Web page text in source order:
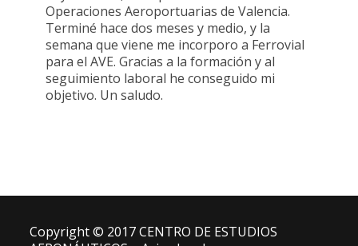
Operaciones Aeroportuarias de Valencia.
Terminé hace dos meses y medio, y la
semana que viene me incorporo a Ferrovial
para el AVE. Gracias a la formación y al
seguimiento laboral he conseguido mi
objetivo. Un saludo.
Copyright © 2017 CENTRO DE ESTUDIOS